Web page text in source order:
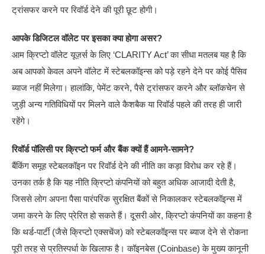
ट्रांसफर करने पर रिवॉर्ड देने की पूरी छूट होगी।
आपके डिजिटल वॉलेट पर इसका क्या होगा असर?
आम क्रिप्टो वॉलेट यूज़र्स के लिए ‘CLARITY Act’ का सीधा मतलब यह है कि
अब आपको केवल अपने वॉलेट में स्टेबलकॉइन्स को पड़े रहने देने पर कोई पैसिव
ब्याज नहीं मिलेगा। हालांकि, पेमेंट करने, पैसे ट्रांसफर करने और ब्लॉकचेन से
जुड़ी अन्य गतिविधियों पर मिलने वाले कैशबैक या रिवॉर्ड पहले की तरह ही जारी
रहेंगे।
रिवॉर्ड पॉलिसी पर क्रिप्टो फर्म और बैंक क्यों हैं आमने-सामने?
बैंकिंग समूह स्टेबलकॉइन पर रिवॉर्ड देने की नीति का कड़ा विरोध कर रहे हैं।
उनका तर्क है कि यह नीति क्रिप्टो कंपनियों को बहुत अधिक आजादी देती है,
जिससे लोग अपना पैसा पारंपरिक सुरक्षित बैंकों से निकालकर स्टेबलकॉइन्स में
जमा करने के लिए प्रेरित हो सकते हैं। दूसरी ओर, क्रिप्टो कंपनियों का कहना है
कि थर्ड-पार्टी (जैसे क्रिप्टो एक्सचेंज) को स्टेबलकॉइन्स पर ब्याज देने से रोकना
पूरी तरह से प्रतिस्पर्धा के खिलाफ है। कॉइनबेस (Coinbase) के मुख्य कानूनी